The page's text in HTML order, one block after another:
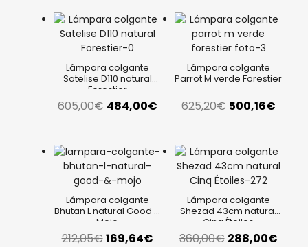
Lámpara colgante
Satelise D110 natural
Forestier
605,00€ El
original
era:
605,00€.
484,00€El
actual
484,00€.
Lámpara colgante
Parrot M verde Forestier
625,20€ El
original
era:
625,20€.
500,16€El
Lámpara colgante
Bhutan L natural Good &
Mojo
212,05€El
169,64€El
Lámpara colgante
Shezad 43cm natural
Cinq Étoiles
360,00€ El
288,00€El